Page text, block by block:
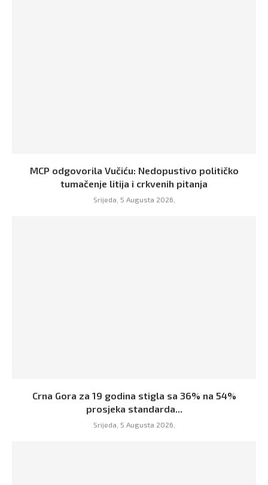
MCP odgovorila Vučiću: Nedopustivo političko
tumačenje litija i crkvenih pitanja
Srijeda, 5 Augusta 2026,
Crna Gora za 19 godina stigla sa 36% na 54%
prosjeka standarda...
Srijeda, 5 Augusta 2026,